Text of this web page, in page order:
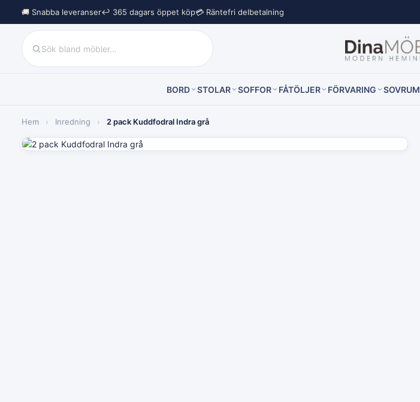
🚚 Snabba leveranser↩︎ 365 dagars öppet köp💳 Räntefri delbetalning
BORD STOLAR SOFFOR FÅTÖLJER FÖRVARING SOVRUM
Hem › Inredning › 2 pack Kuddfodral Indra grå